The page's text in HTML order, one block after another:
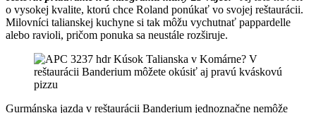
o vysokej kvalite, ktorú chce Roland ponúkať vo svojej reštaurácii.
Milovníci talianskej kuchyne si tak môžu vychutnať pappardelle
alebo ravioli, pričom ponuka sa neustále rozširuje.
Gurmánska jazda v reštaurácii Banderium jednoznačne nemôže